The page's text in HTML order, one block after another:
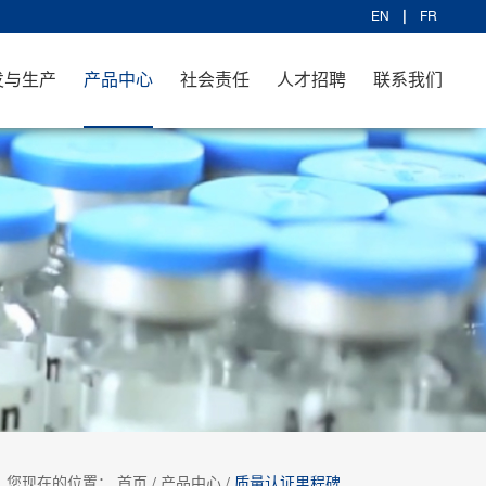
EN FR
与生产 产品中心 社会责任 人才招聘 联系我们